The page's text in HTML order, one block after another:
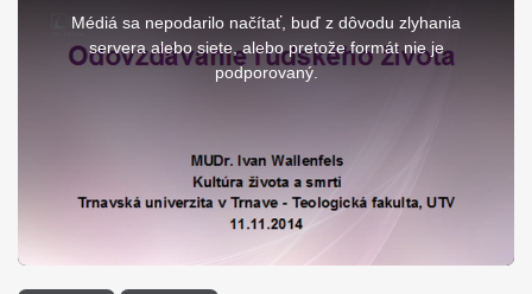
Médiá sa nepodarilo načítať, buď z dôvodu zlyhania
servera alebo siete, alebo pretože formát nie je
podporovaný.